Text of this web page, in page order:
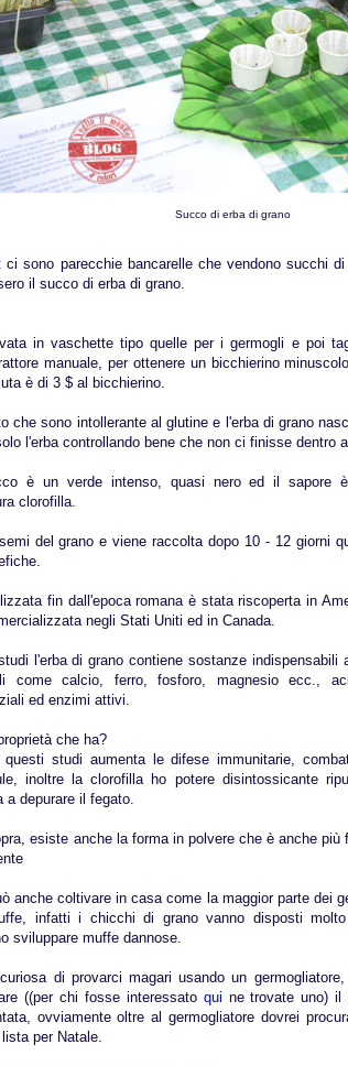
Succo di erba di grano
ci sono parecchie bancarelle che vendono succhi
il succo di erba di grano.
in vaschette tipo quelle per i germogli e poi
manuale, per ottenere un bicchierino
è di 3 $ al bicchierino.
che sono intollerante al glutine e l'erba di grano
l'erba controllando bene che non ci finisse dentro
è un verde intenso, quasi nero ed il sapore
clorofilla.
del grano e viene raccolta dopo 10 - 12 giorni
fin dall'epoca romana è stata riscoperta in
negli Stati Uniti ed in Canada.
l'erba di grano contiene sostanze indispensabili
come calcio, ferro, fosforo, magnesio ecc.,
ed enzimi attivi.
che ha?
questi studi aumenta le difese immunitarie,
inoltre la clorofilla ho potere disintossicante
a depurare il fegato.
esiste anche la forma in polvere che è anche
anche coltivare in casa come la maggior parte dei
infatti i chicchi di grano vanno disposti
sviluppare muffe dannose.
di provarci magari usando un
((per chi fosse interessato qui ne trovate uno) il
ovviamente oltre al germogliatore dovrei
per Natale.